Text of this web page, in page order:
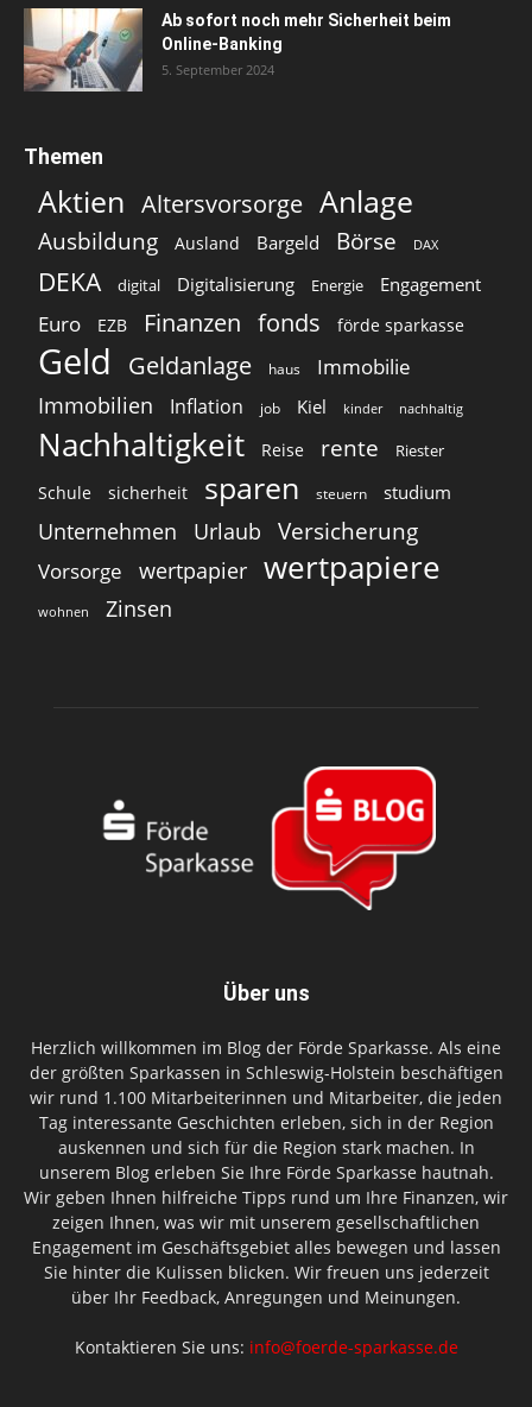
Ab sofort noch mehr Sicherheit beim
Online-Banking
5. September 2024
Themen
Aktien Altersvorsorge Anlage
Ausbildung Ausland Bargeld Börse DAX
DEKA digital Digitalisierung Energie Engagement
Euro EZB Finanzen fonds förde sparkasse
Geld Geldanlage haus Immobilie
Immobilien Inflation job Kiel kinder nachhaltig
Nachhaltigkeit Reise rente Riester
Schule sicherheit sparen steuern studium
Unternehmen Urlaub Versicherung
Vorsorge wertpapier wertpapiere
wohnen Zinsen
Über uns
Herzlich willkommen im Blog der Förde Sparkasse. Als eine
der größten Sparkassen in Schleswig-Holstein beschäftigen
wir rund 1.100 Mitarbeiterinnen und Mitarbeiter, die jeden
Tag interessante Geschichten erleben, sich in der Region
auskennen und sich für die Region stark machen. In
unserem Blog erleben Sie Ihre Förde Sparkasse hautnah.
Wir geben Ihnen hilfreiche Tipps rund um Ihre Finanzen, wir
zeigen Ihnen, was wir mit unserem gesellschaftlichen
Engagement im Geschäftsgebiet alles bewegen und lassen
Sie hinter die Kulissen blicken. Wir freuen uns jederzeit
über Ihr Feedback, Anregungen und Meinungen.
Kontaktieren Sie uns: info@foerde-sparkasse.de